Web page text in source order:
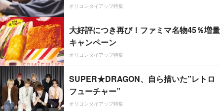
オリコンタイアップ特集
大好評につき再び！ファミマ名物45％増量
キャンペーン
オリコンタイアップ特集
SUPER★DRAGON、自ら描いた”レトロ
フューチャー”
オリコンタイアップ特集